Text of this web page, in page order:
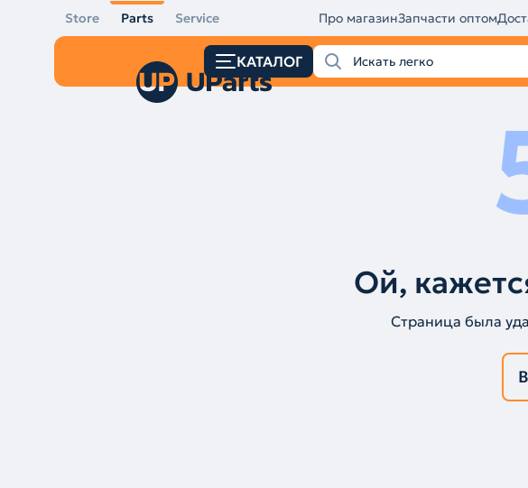
Store Parts Service Про магазинЗапчасти оптом
КАТАЛОГ
Ой,
Страница была